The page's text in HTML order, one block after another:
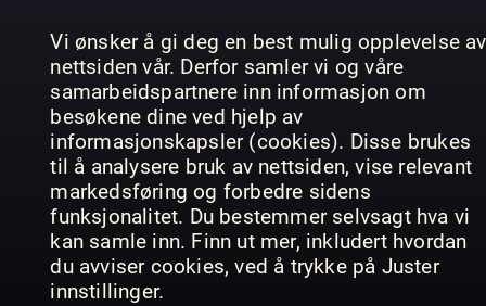
Vi ønsker å gi deg en best mulig opplevelse av
nettsiden vår. Derfor samler vi og våre
samarbeidspartnere inn informasjon om
besøkene dine ved hjelp av
informasjonskapsler (cookies). Disse brukes
til å analysere bruk av nettsiden, vise relevant
markedsføring og forbedre sidens
funksjonalitet. Du bestemmer selvsagt hva vi
kan samle inn. Finn ut mer, inkludert hvordan
du avviser cookies, ved å trykke på Juster
innstillinger.
House
Beautiful
Specials HOOM
ELLE